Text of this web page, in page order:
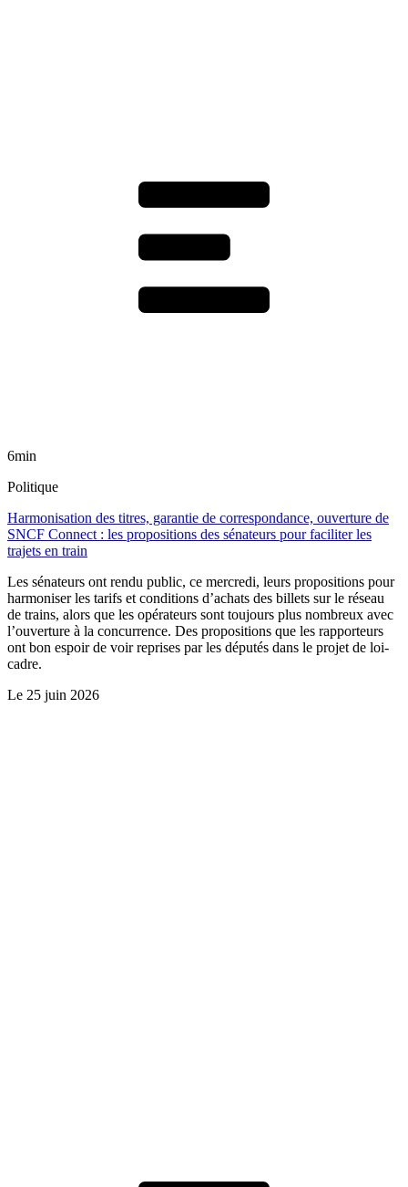
6min
Politique
Harmonisation des titres, garantie de correspondance, ouverture de
SNCF Connect : les propositions des sénateurs pour faciliter les
trajets en train
Les sénateurs ont rendu public, ce mercredi, leurs propositions pour
harmoniser les tarifs et conditions d’achats des billets sur le réseau
de trains, alors que les opérateurs sont toujours plus nombreux avec
l’ouverture à la concurrence. Des propositions que les rapporteurs
ont bon espoir de voir reprises par les députés dans le projet de loi-
cadre.
Le 25 juin 2026